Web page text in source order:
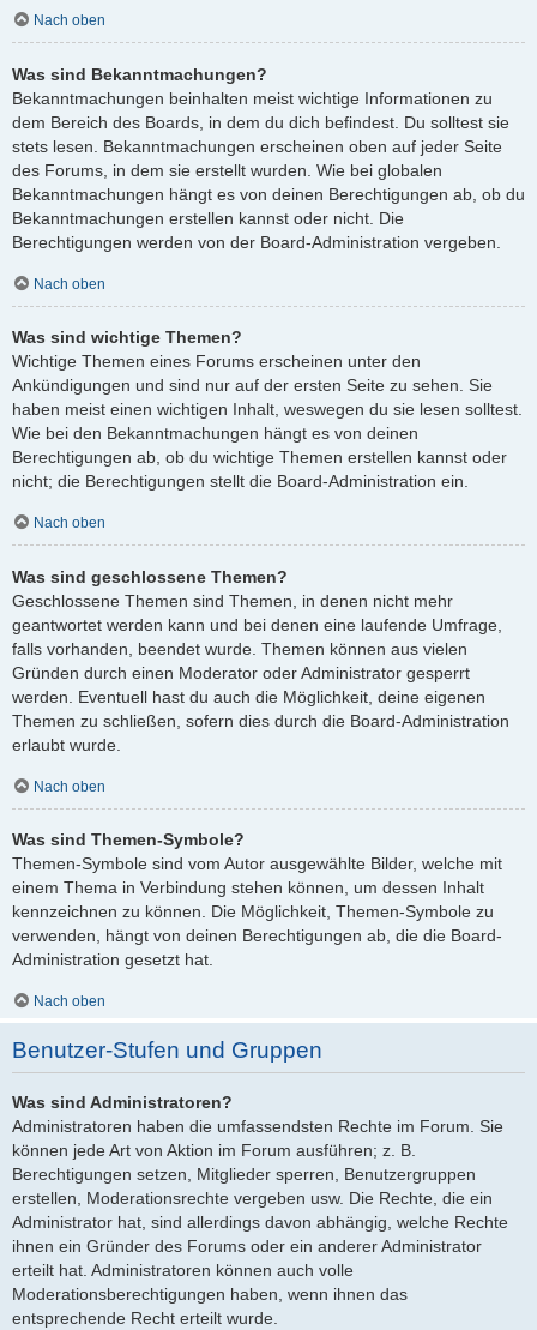
Nach oben
Was sind Bekanntmachungen?
Bekanntmachungen beinhalten meist wichtige Informationen zu
dem Bereich des Boards, in dem du dich befindest. Du solltest sie
stets lesen. Bekanntmachungen erscheinen oben auf jeder Seite
des Forums, in dem sie erstellt wurden. Wie bei globalen
Bekanntmachungen hängt es von deinen Berechtigungen ab, ob du
Bekanntmachungen erstellen kannst oder nicht. Die
Berechtigungen werden von der Board-Administration vergeben.
Nach oben
Was sind wichtige Themen?
Wichtige Themen eines Forums erscheinen unter den
Ankündigungen und sind nur auf der ersten Seite zu sehen. Sie
haben meist einen wichtigen Inhalt, weswegen du sie lesen solltest.
Wie bei den Bekanntmachungen hängt es von deinen
Berechtigungen ab, ob du wichtige Themen erstellen kannst oder
nicht; die Berechtigungen stellt die Board-Administration ein.
Nach oben
Was sind geschlossene Themen?
Geschlossene Themen sind Themen, in denen nicht mehr
geantwortet werden kann und bei denen eine laufende Umfrage,
falls vorhanden, beendet wurde. Themen können aus vielen
Gründen durch einen Moderator oder Administrator gesperrt
werden. Eventuell hast du auch die Möglichkeit, deine eigenen
Themen zu schließen, sofern dies durch die Board-Administration
erlaubt wurde.
Nach oben
Was sind Themen-Symbole?
Themen-Symbole sind vom Autor ausgewählte Bilder, welche mit
einem Thema in Verbindung stehen können, um dessen Inhalt
kennzeichnen zu können. Die Möglichkeit, Themen-Symbole zu
verwenden, hängt von deinen Berechtigungen ab, die die Board-
Administration gesetzt hat.
Nach oben
Benutzer-Stufen und Gruppen
Was sind Administratoren?
Administratoren haben die umfassendsten Rechte im Forum. Sie
können jede Art von Aktion im Forum ausführen; z. B.
Berechtigungen setzen, Mitglieder sperren, Benutzergruppen
erstellen, Moderationsrechte vergeben usw. Die Rechte, die ein
Administrator hat, sind allerdings davon abhängig, welche Rechte
ihnen ein Gründer des Forums oder ein anderer Administrator
erteilt hat. Administratoren können auch volle
Moderationsberechtigungen haben, wenn ihnen das
entsprechende Recht erteilt wurde.